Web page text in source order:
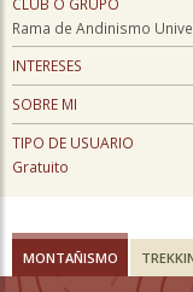
Rama de Andinismo
INTERESES
SOBRE MI
TIPO DE USUARIO
Gratuito
MONTAÑISMO